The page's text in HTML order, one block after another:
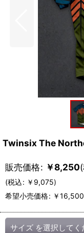
Twinsix The
販売価格: ￥8,250
(税込: ￥ 9,075)
希望小売価格: ￥16,500
サイズ を選択してく